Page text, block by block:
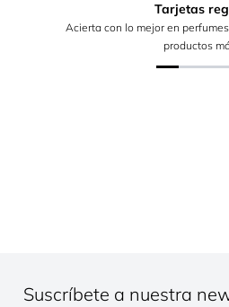
Tarjetas
Acierta con lo mejor en
productos
Suscríbete a nuestra